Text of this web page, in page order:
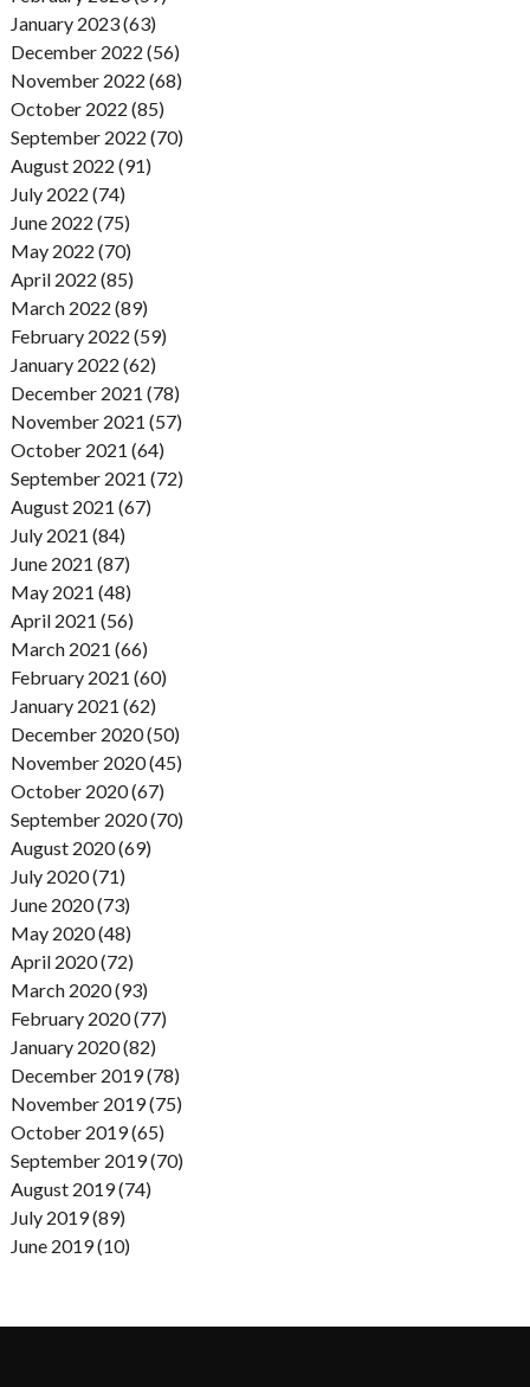
January 2023 (63)
December 2022 (56)
November 2022 (68)
October 2022 (85)
September 2022 (70)
August 2022 (91)
July 2022 (74)
June 2022 (75)
May 2022 (70)
April 2022 (85)
March 2022 (89)
February 2022 (59)
January 2022 (62)
December 2021 (78)
November 2021 (57)
October 2021 (64)
September 2021 (72)
August 2021 (67)
July 2021 (84)
June 2021 (87)
May 2021 (48)
April 2021 (56)
March 2021 (66)
February 2021 (60)
January 2021 (62)
December 2020 (50)
November 2020 (45)
October 2020 (67)
September 2020 (70)
August 2020 (69)
July 2020 (71)
June 2020 (73)
May 2020 (48)
April 2020 (72)
March 2020 (93)
February 2020 (77)
January 2020 (82)
December 2019 (78)
November 2019 (75)
October 2019 (65)
September 2019 (70)
August 2019 (74)
July 2019 (89)
June 2019 (10)